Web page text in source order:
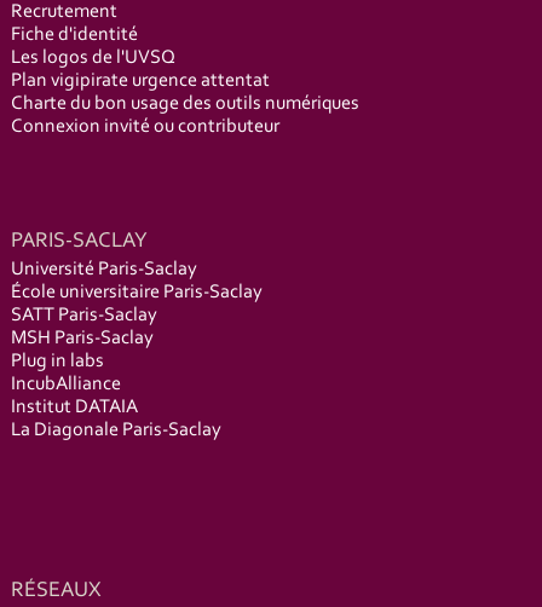
Recrutement
Fiche d'identité
Les logos de l'UVSQ
Plan vigipirate urgence attentat
Charte du bon usage des outils numériques
Connexion invité ou contributeur
PARIS-SACLAY
Université Paris-Saclay
École universitaire Paris-Saclay
SATT Paris-Saclay
MSH Paris-Saclay
Plug in labs
IncubAlliance
Institut DATAIA
La Diagonale Paris-Saclay
RÉSEAUX